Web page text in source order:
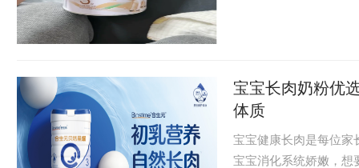
宝宝长肉奶粉优
体质
宝宝健康长肉是每位家
宝宝消化系统娇嫩，想